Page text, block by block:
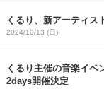
くるり、新アーティス
2024/10/13 (日)
くるり主催の音楽イベ
2days開催決定